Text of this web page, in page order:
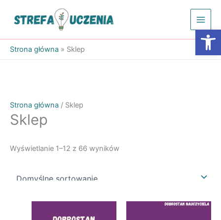
Strona główna » Sklep
Strona główna / Sklep
Sklep
Wyświetlanie 1–12 z 66 wyników